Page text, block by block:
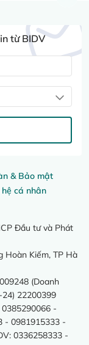
& Bảo mật
hệ cá nhân
Đầu tư và Phát
Hoàn Kiếm, TP Hà
(Doanh
22200399
0385290066 -
- 0981915333 -
0336258333 -
từ BIDV